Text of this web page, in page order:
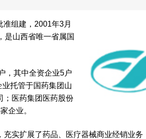
组建，2001年3月
是山西省唯一省属国
，其中全资企业5户
托管于国药集团山
；医药集团医药股份
企业。
实扩展了药品、医疗器械商业经销业务